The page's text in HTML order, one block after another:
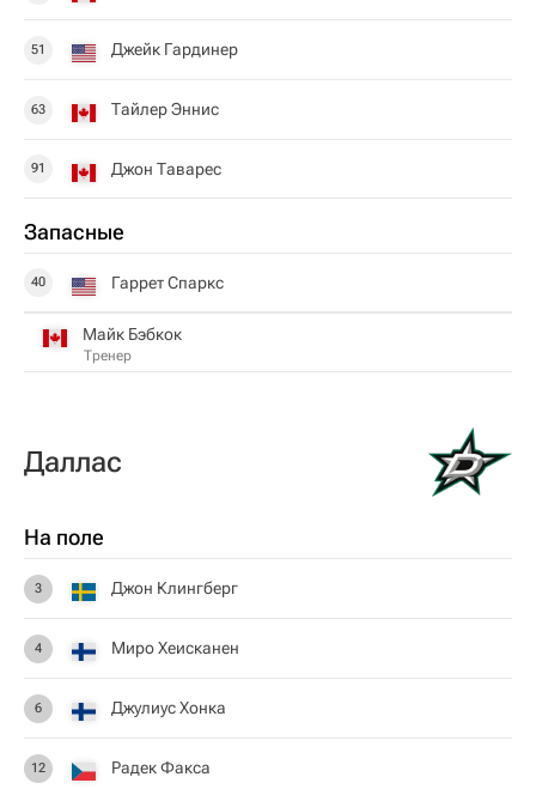
51 Джейк Гардинер
63 Тайлер Эннис
91 Джон Таварес
Запасные
40 Гаррет Спаркс
Майк Бэбкок
Тренер
Даллас
На поле
3 Джон Клингберг
4 Миро Хеисканен
6 Джулиус Хонка
12 Радек Факса